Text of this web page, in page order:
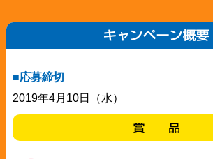
■応募締切
2019年4月10日（水）